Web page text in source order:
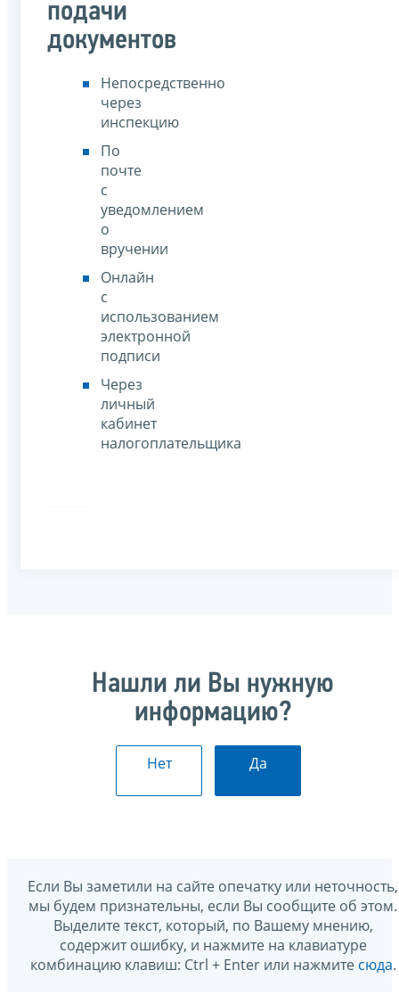
подачи
документов
Непосредственно
через
инспекцию
По
почте
с
уведомлением
о
вручении
Онлайн
с
использованием
электронной
подписи
Через
личный
кабинет
налогоплательщика
Нашли ли Вы нужную
информацию?
Нет Да
Если Вы заметили на сайте опечатку или неточность,
мы будем признательны, если Вы сообщите об этом.
Выделите текст, который, по Вашему мнению,
содержит ошибку, и нажмите на клавиатуре
комбинацию клавиш: Ctrl + Enter или нажмите сюда.